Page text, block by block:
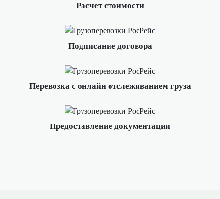
Расчет стоимости
Подписание договора
Перевозка с онлайн отслеживанием груза
Предоставление документации